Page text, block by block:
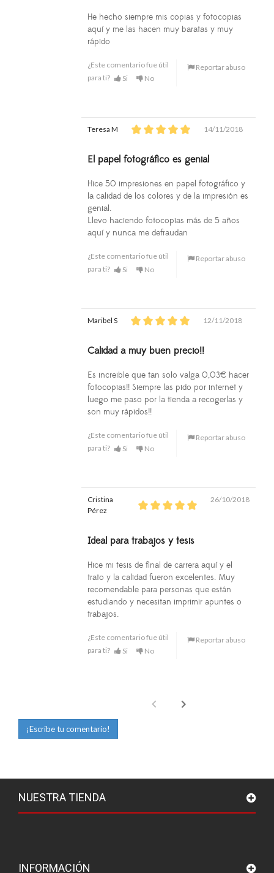
He hecho siempre mis copias y fotocopias
aquí y me las hacen muy baratas y muy
rápido
¿Este comentario fue útil
para ti?
Si No
Reportar abuso
Teresa M 14/11/2018
El papel fotográfico es genial
Hice 50 impresiones en papel fotográfico y
la calidad de los colores y de la impresión es
genial.
Llevo haciendo fotocopias más de 5 años
aquí y nunca me defraudan
¿Este comentario fue útil
para ti?
Si No
Reportar abuso
Maribel S 12/11/2018
Calidad a muy buen precio!!
Es increible que tan solo valga 0,03€ hacer
fotocopias!! Siempre las pido por internet y
luego me paso por la tienda a recogerlas y
son muy rápidos!!
¿Este comentario fue útil
para ti?
Si No
Reportar abuso
Cristina
Pérez
26/10/2018
Ideal para trabajos y tesis
Hice mi tesis de final de carrera aquí y el
trato y la calidad fueron excelentes. Muy
recomendable para personas que están
estudiando y necesitan imprimir apuntes o
trabajos.
¿Este comentario fue útil
para ti?
Si No
Reportar abuso
¡Escribe tu comentario!
NUESTRA TIENDA
INFORMACIÓN